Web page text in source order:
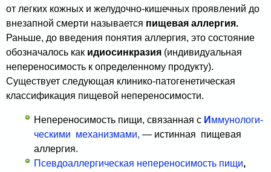
от легких кожных и желудочно-кишечных проявлений до
внезапной смерти называется пищевая аллергия.
Раньше, до введения понятия аллергия, это состояние
обозначалось как идиосинкразия (индивидуальная
непереносимость к определенному продукту).
Существует следующая клинико-патогенетическая
классификация пищевой непереносимости.
Непереносимость пищи, связанная с И ммунологи­
ческими механизмами, — истинная пищевая
аллергия.
Псевдоаллергическая непереносимость пищи,